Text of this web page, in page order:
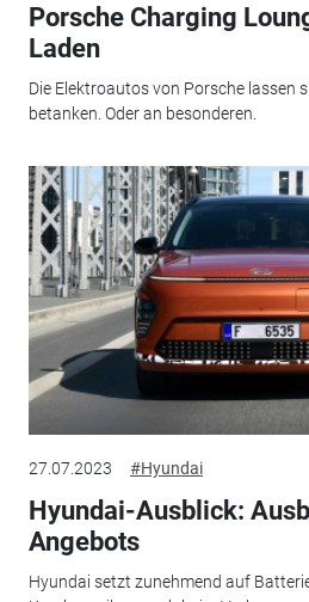
Porsche Charging
Laden
Die Elektroautos von Porsche lassen
betanken. Oder an besonderen.
27.07.2023 #Hyundai
Hyundai-Ausblick:
Angebots
Hyundai setzt zunehmend auf